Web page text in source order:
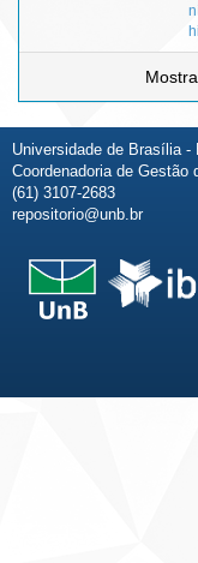
Universidade de Brasília -
Coordenadoria de Gestão
(61) 3107-2683
repositorio@unb.br